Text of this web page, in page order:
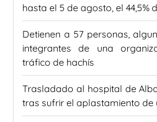
hasta el 5 de agosto, el 44,5%
Detienen a 57 personas,
integrantes de una
tráfico de hachís
Trasladado al hospital de
tras sufrir el aplastamiento de